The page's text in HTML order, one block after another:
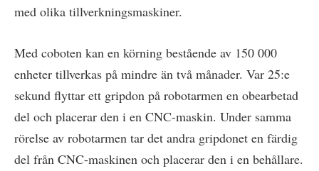
med olika tillverkningsmaskiner.
Med coboten kan en körning bestående av 150 000
enheter tillverkas på mindre än två månader. Var 25:e
sekund flyttar ett gripdon på robotarmen en obearbetad
del och placerar den i en CNC-maskin. Under samma
rörelse av robotarmen tar det andra gripdonet en färdig
del från CNC-maskinen och placerar den i en behållare.